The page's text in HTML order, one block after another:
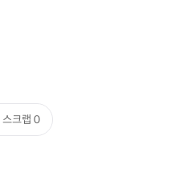
스크랩 0